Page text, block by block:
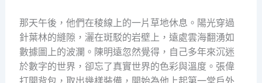
那天午後，他們在稜線上的一片草地休息。陽光穿過
針葉林的縫隙，灑在斑駁的岩壁上，遠處雲海翻湧如
數據圖上的波瀾。陳明遠忽然覺得，自己多年來沉迷
於數字的世界，卻忘了真實世界的色彩與溫度。張偉